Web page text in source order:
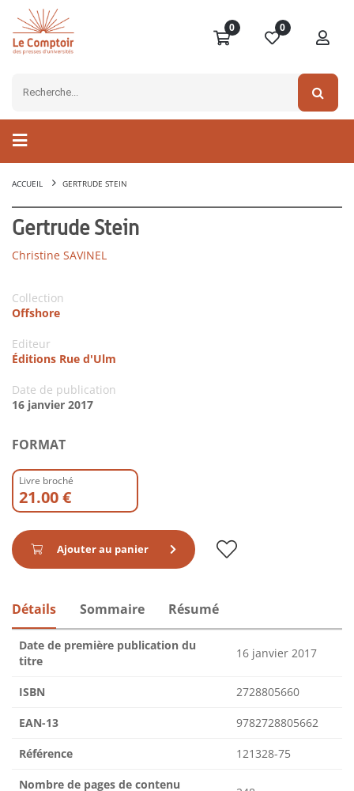
0 0
ACCUEIL GERTRUDE STEIN
Gertrude Stein
Christine SAVINEL
Collection
Offshore
Editeur
Éditions Rue d'Ulm
Date de publication
16 janvier 2017
FORMAT
Livre broché
21.00 €
Ajouter au panier
Détails Sommaire Résumé
Date de première publication du
titre
16 janvier 2017
ISBN 2728805660
EAN-13 9782728805662
Référence 121328-75
Nombre de pages de contenu